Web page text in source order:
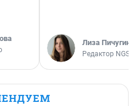
Лиза Пичугина
Редактор